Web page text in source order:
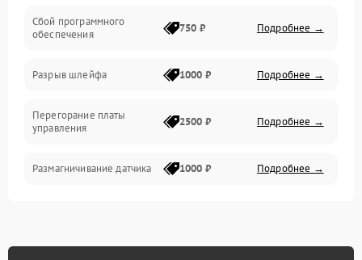
Электропитание
Сбой программного
обеспечения
750 ₽ Подробнее →
Разрыв шлейфа 1000 ₽ Подробнее →
Перегорание платы
управления
2500 ₽ Подробнее →
Размагничивание датчика 1000 ₽ Подробнее →